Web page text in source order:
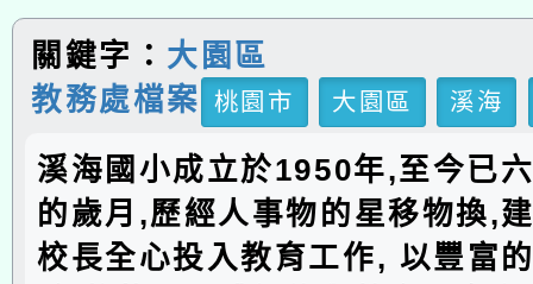
關鍵字： 大園區
教務處檔案
桃園市 大園區 溪海
溪海國小成立於1950年,至今已
的歲月,歷經人事物的星移物換,
校長全心投入教育工作, 以豐富